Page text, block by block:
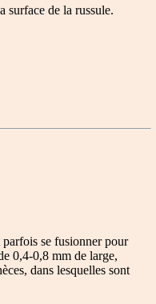
surface de la russule.
se fusionner pour
0,4-0,8 mm de large,
dans lesquelles sont